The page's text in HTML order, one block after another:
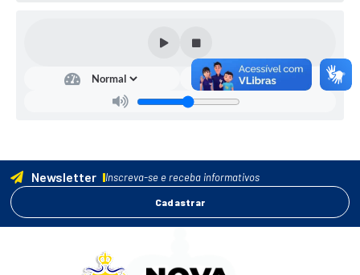
Newsletter Inscreva-se e receba informativos
Cadastrar